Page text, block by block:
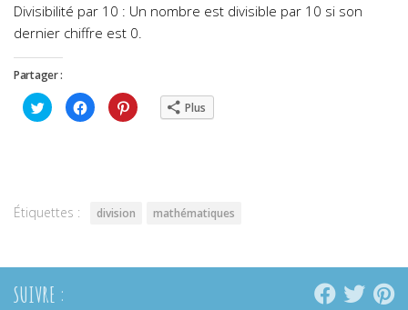
Divisibilité par 10 : Un nombre est divisible par 10 si son
dernier chiffre est 0.
Partager :
Cliquez
pour
partager
Cliquez
pour
partager
Cliquez
pour Plus
Étiquettes : division mathématiques
SUIVRE :